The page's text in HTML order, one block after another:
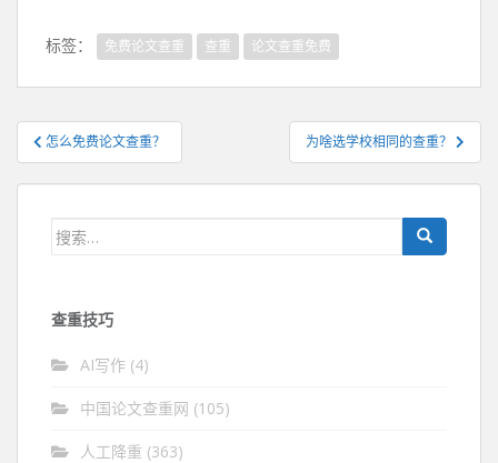
标签： 免费论文查重 查重 论文查重免费
文
章
导
怎么免费论文查重？ 为啥选学校相同的查重？
搜
查重技巧
AI写作 (4)
中国论文查重网 (105)
人工降重 (363)